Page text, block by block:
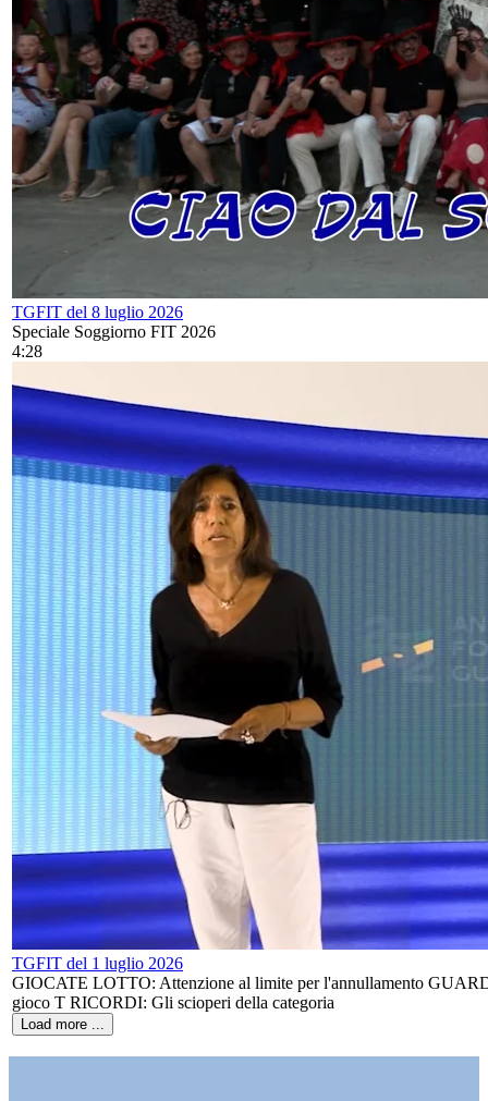
TGFIT del 8 luglio 2026
Speciale Soggiorno FIT 2026
4:28
TGFIT del 1 luglio 2026
GIOCATE LOTTO: Attenzione al limite per l'annullamento
gioco T RICORDI: Gli scioperi della categoria
Load more ...